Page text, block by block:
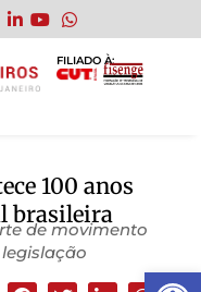
Abrir
FILIADO À:
100 anos
brasileira
de movimento